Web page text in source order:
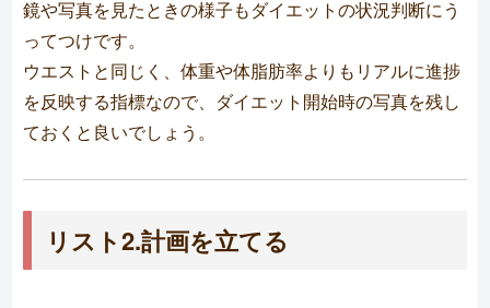
鏡や写真を見たときの様子もダイエットの状況判断にう
ってつけです。
ウエストと同じく、体重や体脂肪率よりもリアルに進捗
を反映する指標なので、ダイエット開始時の写真を残し
ておくと良いでしょう。
リスト2.計画を立てる